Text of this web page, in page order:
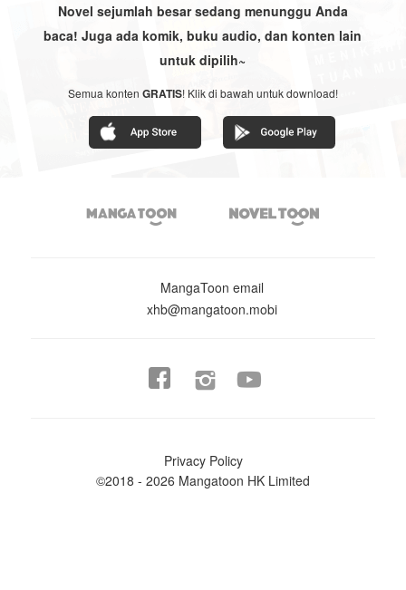
Novel sejumlah besar sedang menunggu Anda
baca! Juga ada komik, buku audio, dan konten lain
untuk dipilih~
Semua konten GRATIS! Klik di bawah untuk download!
 
MangaToon email
xhb@mangatoon.mobi
 
Privacy Policy
©2018 - 2026 Mangatoon HK Limited